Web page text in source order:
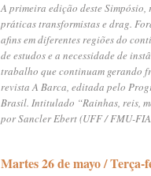
A primeira edição deste
práticas transformistas e drag.
afins em diferentes regiões do
de estudos e a necessidade de
trabalho que continuam gerando
revista A Barca, editada pelo
Brasil. Intitulado “Rainhas, reis,
por Sancler Ebert (UFF / FMU-
Martes 26 de mayo / Terça-